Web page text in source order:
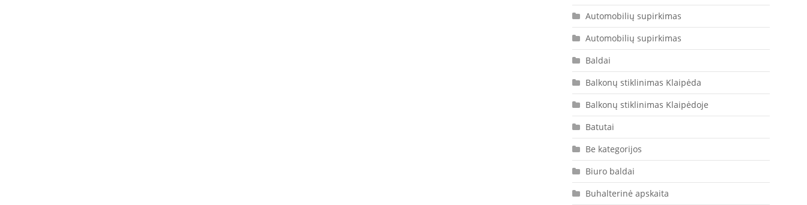
Automobilių supirkimas
Automobilių supirkimas
Baldai
Balkonų stiklinimas Klaipėda
Balkonų stiklinimas Klaipėdoje
Batutai
Be kategorijos
Biuro baldai
Buhalterinė apskaita